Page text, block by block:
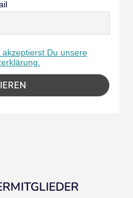
Du unsere